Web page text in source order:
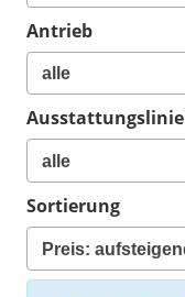
Antrieb
Ausstattungslinie
Sortierung